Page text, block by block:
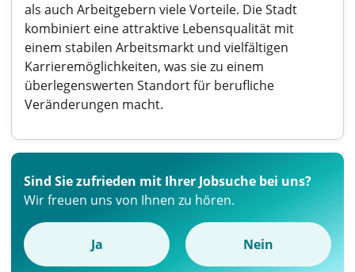
als auch Arbeitgebern viele Vorteile. Die Stadt
kombiniert eine attraktive Lebensqualität mit
einem stabilen Arbeitsmarkt und vielfältigen
Karrieremöglichkeiten, was sie zu einem
überlegenswerten Standort für berufliche
Veränderungen macht.
Sind Sie zufrieden mit Ihrer Jobsuche bei uns?
Wir freuen uns von Ihnen zu hören.
Ja Nein